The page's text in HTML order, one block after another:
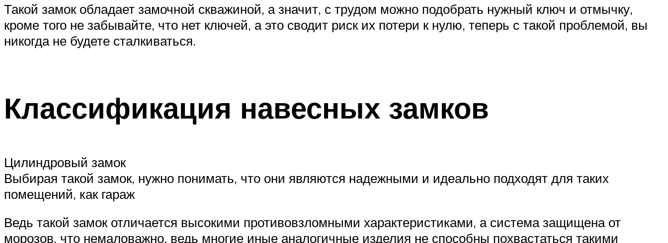
Такой замок обладает замочной скважиной, а значит, с трудом можно подобрать нужный ключ и отмычку,
кроме того не забывайте, что нет ключей, а это сводит риск их потери к нулю, теперь с такой проблемой, вы
никогда не будете сталкиваться.
Классификация навесных замков
Цилиндровый замок
Выбирая такой замок, нужно понимать, что они являются надежными и идеально подходят для таких
помещений, как гараж
Ведь такой замок отличается высокими противовзломными характеристиками, а система защищена от
морозов, что немаловажно, ведь многие иные аналогичные изделия не способны похвастаться такими